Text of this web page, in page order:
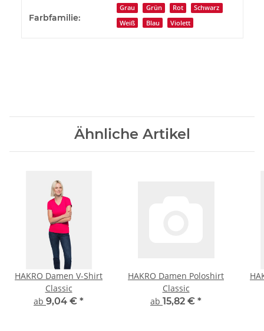
Farbfamilie:
Grau Grün Rot
Schwarz
Weiß
Blau Violett
Ähnliche Artikel
HAKRO Damen V-Shirt
Classic
ab 9,04 € *
HAKRO Damen Poloshirt
Classic
ab 15,82 € *